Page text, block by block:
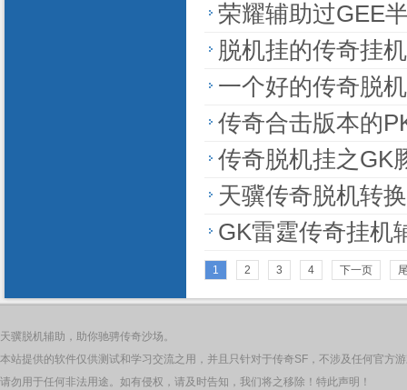
荣耀辅助过GEE
脱机挂的传奇挂
一个好的传奇脱
传奇合击版本的
传奇脱机挂之GK
天骥传奇脱机转
GK雷霆传奇挂机
1 2 3 4 下一页
天骥脱机辅助，助你驰骋传奇沙场。
本站提供的软件仅供测试和学习交流之用，并且只针对于传奇SF，不涉及任何官方
请勿用于任何非法用途。如有侵权，请及时告知，我们将之移除！特此声明！